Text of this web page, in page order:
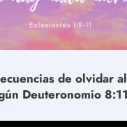
de olvidar
Deuteronomio